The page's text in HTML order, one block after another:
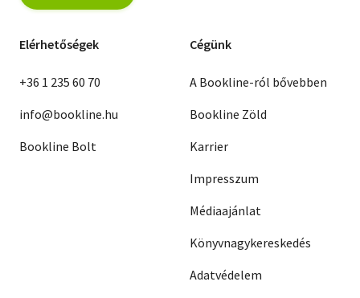
Elérhetőségek
+36 1 235 60 70
info@bookline.hu
Bookline Bolt
Cégünk
A Bookline-ról bővebben
Bookline Zöld
Karrier
Impresszum
Médiaajánlat
Könyvnagykereskedés
Adatvédelem